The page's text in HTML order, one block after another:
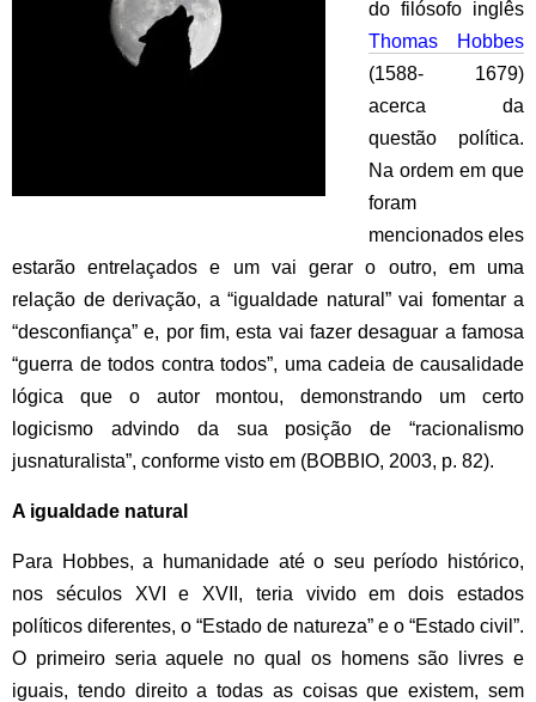
do filósofo inglês
Thomas Hobbes
(1588- 1679)
acerca da
questão política.
Na ordem em que
foram
mencionados eles
estarão entrelaçados e um vai gerar o outro, em uma
relação de derivação, a “igualdade natural” vai fomentar a
“desconfiança” e, por fim, esta vai fazer desaguar a famosa
“guerra de todos contra todos”, uma cadeia de causalidade
lógica que o autor montou, demonstrando um certo
logicismo advindo da sua posição de “racionalismo
jusnaturalista”, conforme visto em (BOBBIO, 2003, p. 82).
A igualdade natural
Para Hobbes, a humanidade até o seu período histórico,
nos séculos XVI e XVII, teria vivido em dois estados
políticos diferentes, o “Estado de natureza” e o “Estado civil”.
O primeiro seria aquele no qual os homens são livres e
iguais, tendo direito a todas as coisas que existem, sem